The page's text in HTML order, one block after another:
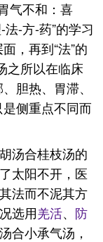
气不和：喜
-方-药”的学习
，再到“法”的
之所以在临床
胆热、胃滞、
侧重点不同而
汤合桂枝汤的
太阳不开，医
法而不泥其方
选用羌活、 防
合小承气汤，